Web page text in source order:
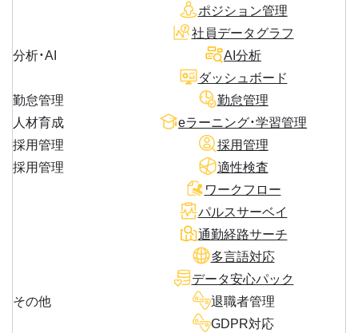
ポジション管理
分析・AI
社員データグラフ
AI分析
ダッシュボード
勤怠管理
勤怠管理
人材育成
eラーニング・学習管理
採用管理
採用管理
採用管理
適性検査
その他
ワークフロー
パルスサーベイ
通勤経路サーチ
多言語対応
データ安心パック
退職者管理
GDPR対応